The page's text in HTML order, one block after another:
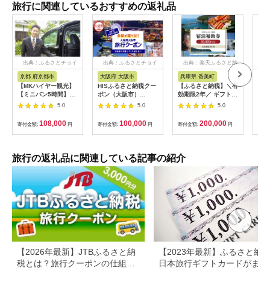
旅行に関連しているおすすめの返礼品
出典：ふるさとチョイ
京都 府京都市
【MKハイヤー観光】
【ミニバン5時間】ド
ライバーとめぐるとっ
ておきの京都観光（3
／21-6／20・10／1-
11／30）
5.0
寄付金額: 108,000 円
出典：ふるさとチョイ
大阪府 大阪市
HISふるさと納税クー
ポン（大阪市）
30,000円分_OS039-
5.0
寄付金額: 100,000 円
出典：楽天ふるさと納
兵庫県 香美町
【ふるさと納税】＼有
効期限2年／ ギフトに
も使える 宿泊補助券
60,000円分 宿泊助成
券 宿泊券 旅 トラベル
旅行券 兵庫県 香美町
カニ 温泉 海 観光 旅
宿 体験 ギフト クーポ
ン 宿泊 お泊り 国内旅
行 但馬牛 旅館 温泉宿
プレゼント 贈答 母の
日 25-09
5.0
寄付金額: 200,000 円
旅行の返礼品に関連している記事の紹介
【2026年最新】JTBふるさと納
税とは？旅行クーポンの仕組
【2023年最新】ふるさと納
日本旅行ギフトカードがまだ